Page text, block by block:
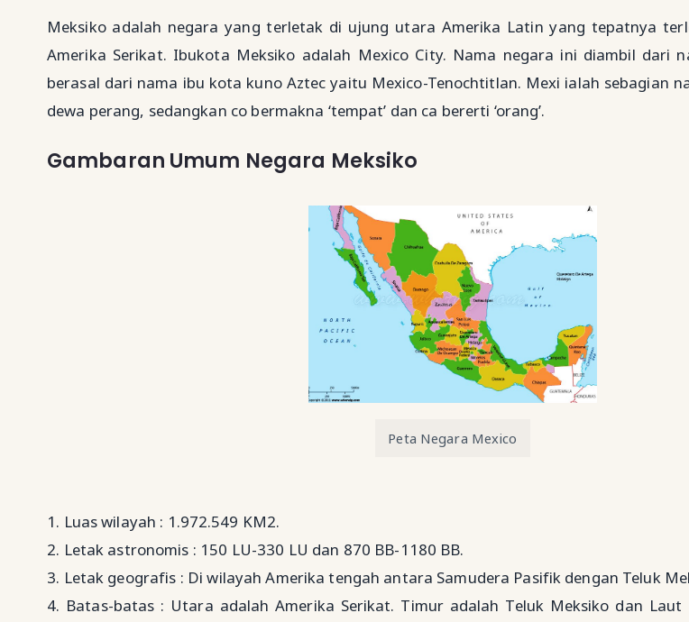
Meksiko adalah negara yang terletak di ujung utara Amerika Latin yang tepatnya
Amerika Serikat. Ibukota Meksiko adalah Mexico City. Nama negara ini diambil dari
berasal dari nama ibu kota kuno Aztec yaitu Mexico-Tenochtitlan. Mexi ialah sebagian
dewa perang, sedangkan co bermakna ‘tempat’ dan ca bererti ‘orang’.
Gambaran Umum Negara Meksiko
Peta Negara Mexico
1. Luas wilayah : 1.972.549 KM2.
2. Letak astronomis : 150 LU-330 LU dan 870 BB-1180 BB.
3. Letak geografis : Di wilayah Amerika tengah antara Samudera Pasifik dengan Teluk
4. Batas-batas : Utara adalah Amerika Serikat. Timur adalah Teluk Meksiko dan Laut